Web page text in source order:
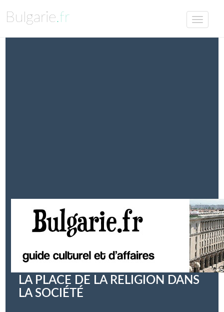
Bulgarie.fr
LA PLACE DE LA RELIGION DANS
LA SOCIÉTÉ